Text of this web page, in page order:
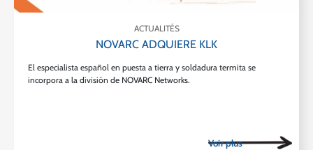
ACTUALITÉS
NOVARC ADQUIERE KLK
El especialista español en puesta a tierra y soldadura termita se
incorpora a la división de NOVARC Networks.